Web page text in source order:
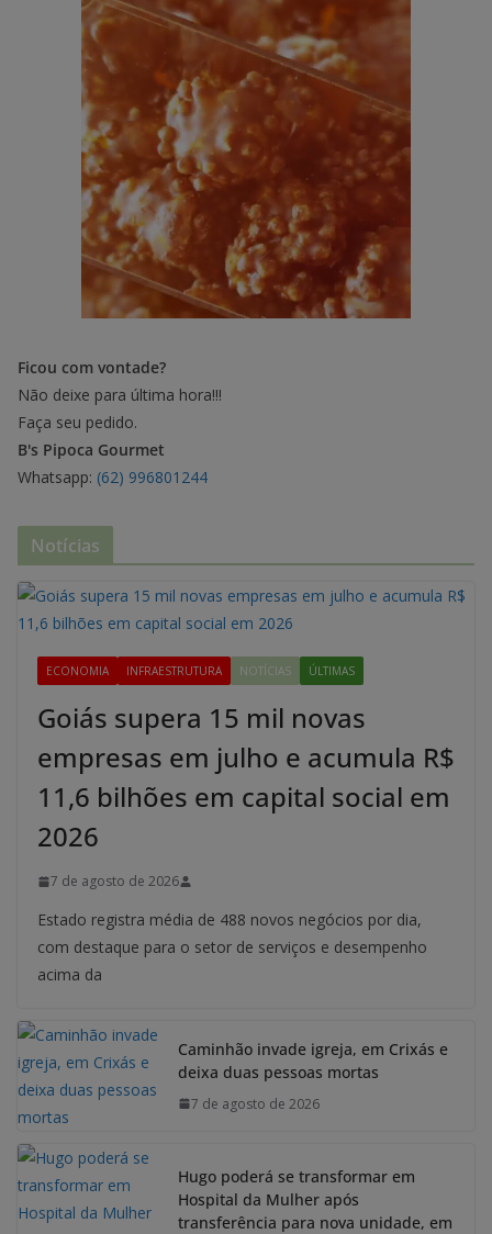
Ficou com vontade?
Não deixe para última hora!!!
Faça seu pedido.
B's Pipoca Gourmet
Whatsapp: (62) 996801244
Notícias
ECONOMIA INFRAESTRUTURA NOTÍCIAS ÚLTIMAS
Goiás supera 15 mil novas
empresas em julho e acumula R$
11,6 bilhões em capital social em
2026
7 de agosto de 2026
Estado registra média de 488 novos negócios por dia,
com destaque para o setor de serviços e desempenho
acima da
Caminhão invade igreja, em Crixás e
deixa duas pessoas mortas
7 de agosto de 2026
Hugo poderá se transformar em
Hospital da Mulher após
transferência para nova unidade, em